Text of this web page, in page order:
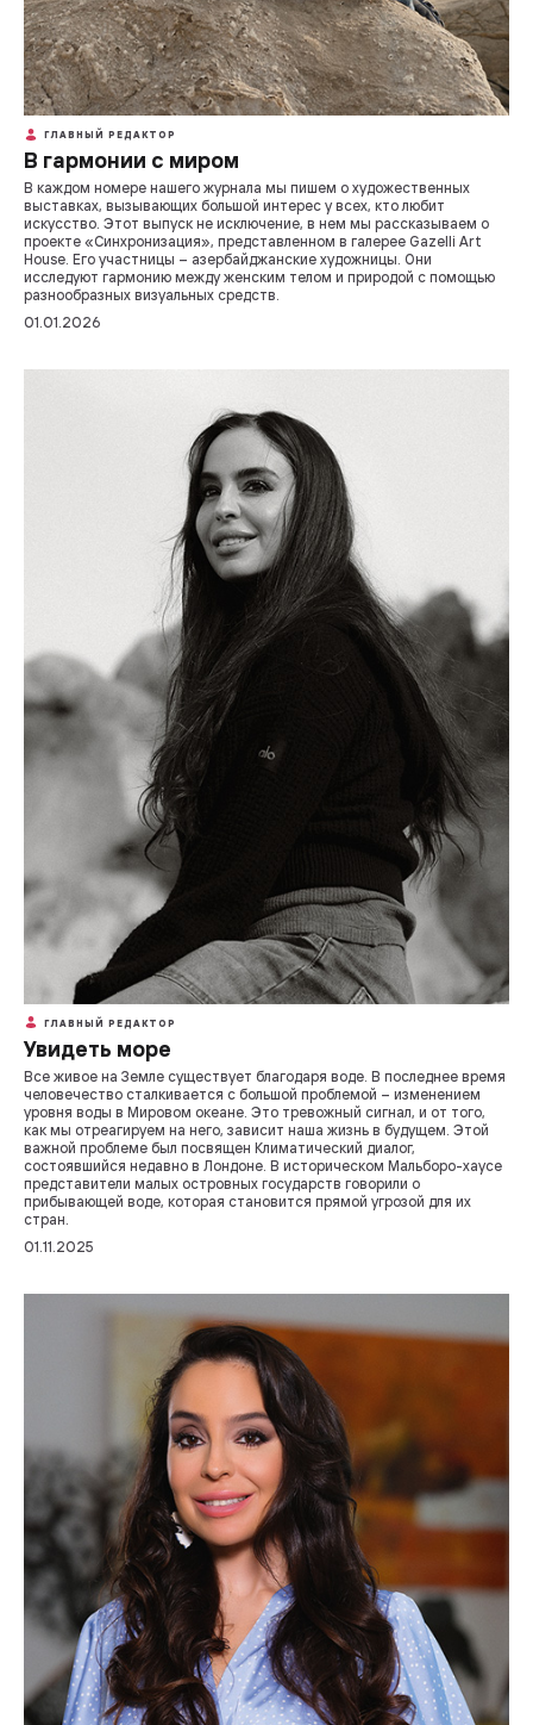
ГЛАВНЫЙ РЕДАКТОР
В гармонии с миром
В каждом номере нашего журнала мы пишем о художественных
выставках, вызывающих большой интерес у всех, кто любит
искусство. Этот выпуск не исключение, в нем мы рассказываем о
проекте «Синхронизация», представленном в галерее Gazelli Art
House. Его участницы – азербайджанские художницы. Они
исследуют гармонию между женским телом и природой с помощью
разнообразных визуальных средств.
01.01.2026
ГЛАВНЫЙ РЕДАКТОР
Увидеть море
Все живое на Земле существует благодаря воде. В последнее время
человечество сталкивается с большой проблемой – изменением
уровня воды в Мировом океане. Это тревожный сигнал, и от того,
как мы отреагируем на него, зависит наша жизнь в будущем. Этой
важной проблеме был посвящен Климатический диалог,
состоявшийся недавно в Лондоне. В историческом Мальборо-хаусе
представители малых островных государств говорили о
прибывающей воде, которая становится прямой угрозой для их
стран.
01.11.2025